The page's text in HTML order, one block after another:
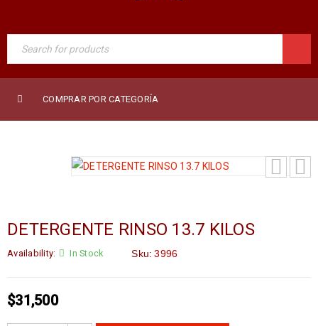
COMPRAR POR CATEGORÍA
DETERGENTE RINSO 13.7 KILOS
Availability: In Stock Sku: 3996
$31,500